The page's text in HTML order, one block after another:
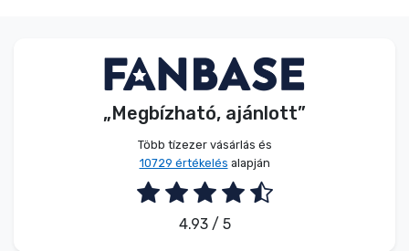
„Megbízható, ajánlott”
Több tízezer vásárlás és
10729 értékelés alapján
4.93 / 5